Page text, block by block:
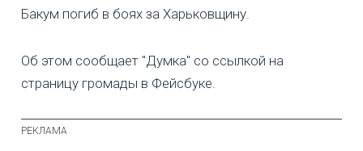
Бакум погиб в боях за Харьковщину.
Об этом сообщает "Думка" со ссылкой на
страницу громады в Фейсбуке.